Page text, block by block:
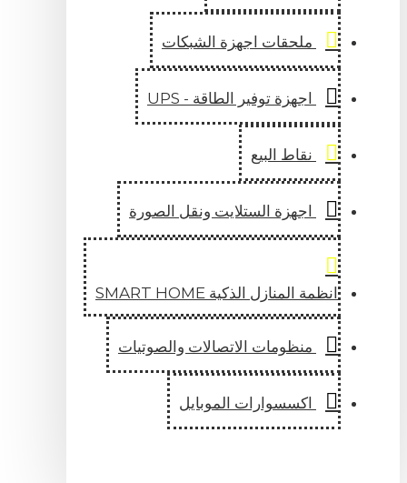
ملحقات اجهزة الشبكات
اجهزة توفير الطاقة - UPS
نقاط البيع
اجهزة الستلايت ونقل الصورة
انظمة المنازل الذكية SMART HOME
منظومات الاتصالات والصوتيات
اكسسوارات الموبايل